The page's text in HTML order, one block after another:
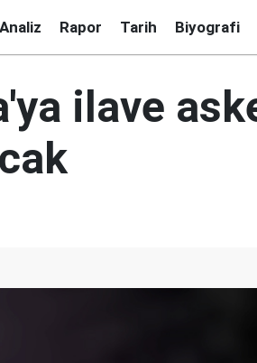
Analiz Rapor Tarih Biyografi
ilave